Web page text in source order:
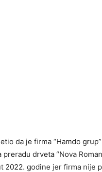
da je firma “Hamdo
drveta “Nova
2022. godine jer firma nije